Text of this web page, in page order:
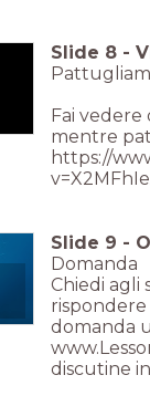
Slide 8 -
Fai vedere
mentre
https://
Slide 9 -
Domanda
Chiedi agli
domanda
discutine